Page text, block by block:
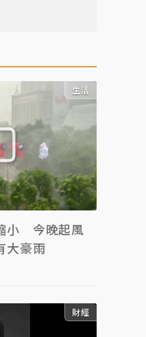
生活
小 今晚起風
大豪雨
財經